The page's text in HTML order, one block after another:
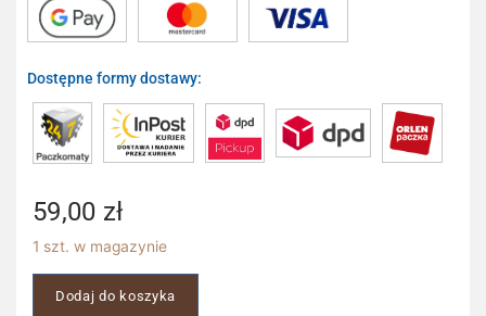
Dostępne formy dostawy:
59,00 zł
1 szt. w magazynie
Dodaj do koszyka